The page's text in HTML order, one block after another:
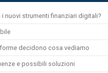
nuovi strumenti finanziari digitali?
decidono cosa vediamo
e possibili soluzioni